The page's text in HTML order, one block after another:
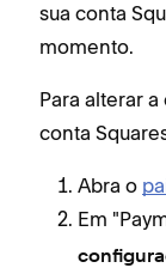
sua conta
momento.
Para alterar
conta
Abra o
Em